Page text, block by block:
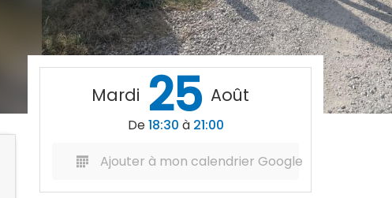
Mardi 25 Août
De18:30 à 21:00
Ajouter à mon calendrier Google